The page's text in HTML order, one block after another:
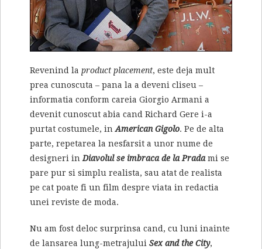
Revenind la product placement, este deja mult
prea cunoscuta – pana la a deveni cliseu –
informatia conform careia Giorgio Armani a
devenit cunoscut abia cand Richard Gere i-a
purtat costumele, inAmerican Gigolo. Pe de alta
parte, repetarea la nesfarsit a unor nume de
designeri inDiavolul se imbraca de la Pradami se
pare pur si simplu realista, sau atat de realista
pe cat poate fi un film despre viata in redactia
unei reviste de moda.
Nu am fost deloc surprinsa cand, cu luni inainte
de lansarea lung-metrajului Sex and the City,